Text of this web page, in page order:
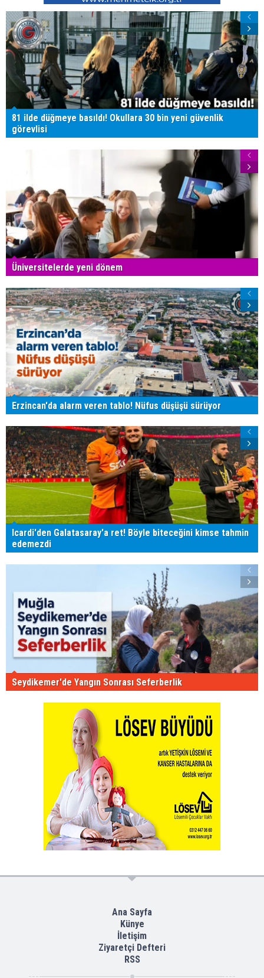
81 ilde düğmeye basıldı! Okullara 30 bin yeni güvenlik
görevlisi
Üniversitelerde yeni dönem
Erzincan'da alarm veren tablo! Nüfus düşüşü sürüyor
Icardi'den Galatasaray'a ret! Böyle biteceğini kimse tahmin
edemezdi
Seydikemer'de Yangın Sonrası Seferberlik
Ana Sayfa
Künye
İletişim
Ziyaretçi Defteri
RSS